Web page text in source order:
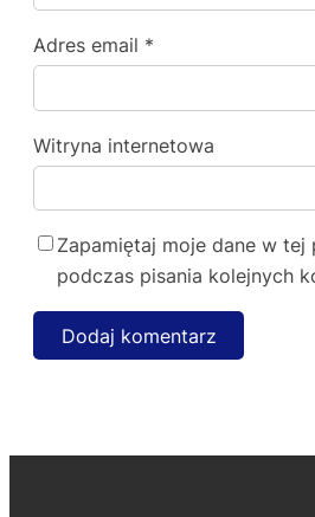
Adres email *
Witryna internetowa
Zapamiętaj moje dane w tej
podczas pisania kolejnych